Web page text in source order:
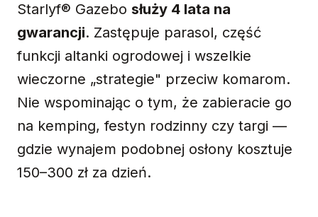
Starlyf® Gazebo służy 4 lata na
gwarancji. Zastępuje parasol, część
funkcji altanki ogrodowej i wszelkie
wieczorne „strategie" przeciw komarom.
Nie wspominając o tym, że zabieracie go
na kemping, festyn rodzinny czy targi —
gdzie wynajem podobnej osłony kosztuje
150–300 zł za dzień.